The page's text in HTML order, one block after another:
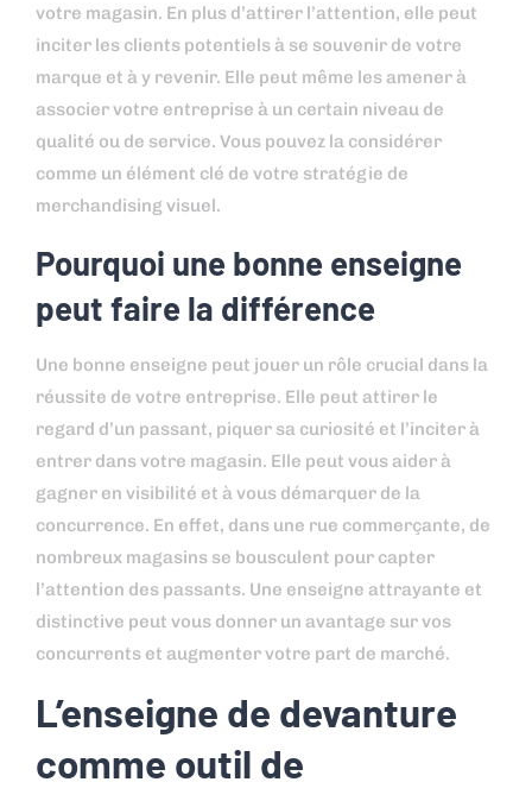
votre magasin. En plus d’attirer l’attention, elle peut
inciter les clients potentiels à se souvenir de votre
marque et à y revenir. Elle peut même les amener à
associer votre entreprise à un certain niveau de
qualité ou de service. Vous pouvez la considérer
comme un élément clé de votre stratégie de
merchandising visuel.
Pourquoi une bonne enseigne
peut faire la différence
Une bonne enseigne peut jouer un rôle crucial dans la
réussite de votre entreprise. Elle peut attirer le
regard d’un passant, piquer sa curiosité et l’inciter à
entrer dans votre magasin. Elle peut vous aider à
gagner en visibilité et à vous démarquer de la
concurrence. En effet, dans une rue commerçante, de
nombreux magasins se bousculent pour capter
l’attention des passants. Une enseigne attrayante et
distinctive peut vous donner un avantage sur vos
concurrents et augmenter votre part de marché.
L’enseigne de devanture
comme outil de